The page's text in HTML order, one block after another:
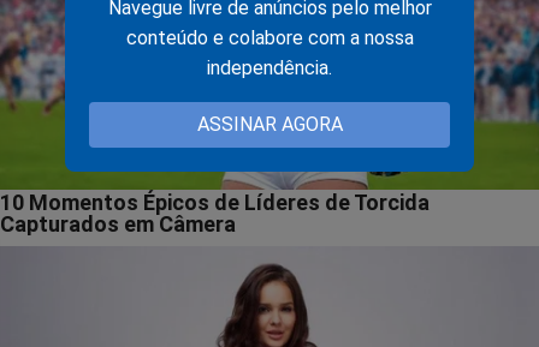
Navegue livre de anúncios pelo melhor
conteúdo e colabore com a nossa
independência.
ASSINAR AGORA